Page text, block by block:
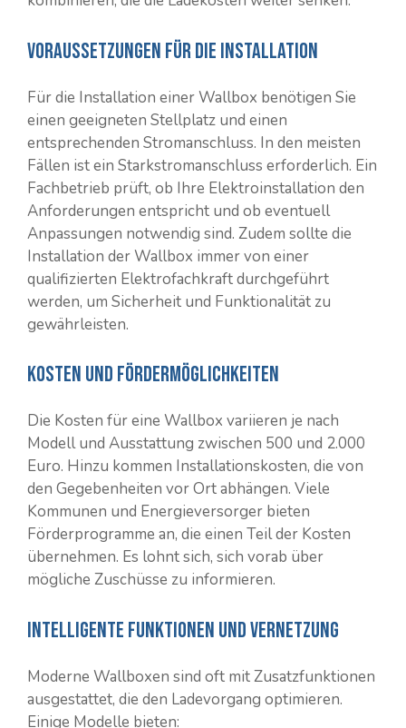
Voraussetzungen für die Installation
Für die Installation einer Wallbox benötigen Sie
einen geeigneten Stellplatz und einen
entsprechenden Stromanschluss. In den meisten
Fällen ist ein Starkstromanschluss erforderlich. Ein
Fachbetrieb prüft, ob Ihre Elektroinstallation den
Anforderungen entspricht und ob eventuell
Anpassungen notwendig sind. Zudem sollte die
Installation der Wallbox immer von einer
qualifizierten Elektrofachkraft durchgeführt
werden, um Sicherheit und Funktionalität zu
gewährleisten.
Kosten und Fördermöglichkeiten
Die Kosten für eine Wallbox variieren je nach
Modell und Ausstattung zwischen 500 und 2.000
Euro. Hinzu kommen Installationskosten, die von
den Gegebenheiten vor Ort abhängen. Viele
Kommunen und Energieversorger bieten
Förderprogramme an, die einen Teil der Kosten
übernehmen. Es lohnt sich, sich vorab über
mögliche Zuschüsse zu informieren.
Intelligente Funktionen und Vernetzung
Moderne Wallboxen sind oft mit Zusatzfunktionen
ausgestattet, die den Ladevorgang optimieren.
Einige Modelle bieten: